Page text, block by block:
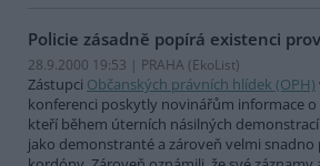
Policie zásadně popírá existenci
28.9.2000 19:53 | PRAHA (EkoList)
Zástupci Občanských právních hlídek (OPH)
konferenci poskytly novinářům informace
kteří během úterních násilných
jako demonstranté a zároveň velmi snadno